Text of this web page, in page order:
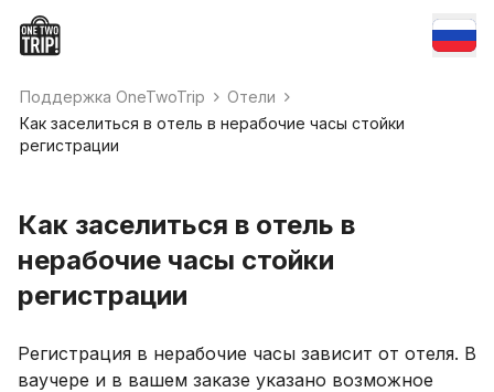
Поддержка OneTwoTrip
Отели
Как заселиться в отель в нерабочие часы стойки
регистрации
Как заселиться в отель в
нерабочие часы стойки
регистрации
Регистрация в нерабочие часы зависит от отеля. В
ваучере и в вашем заказе указано возможное